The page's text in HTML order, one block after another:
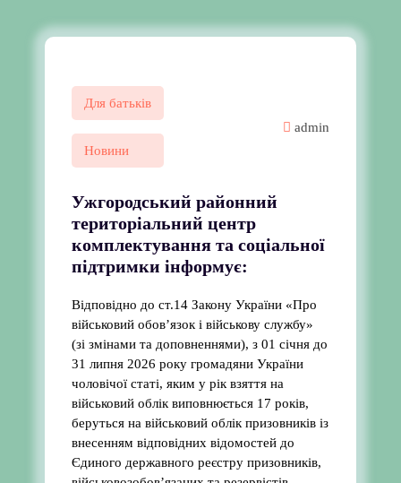
Для батьків
Новини
admin
Ужгородський районний
територіальний центр
комплектування та соціальної
підтримки інформує:
Відповідно до ст.14 Закону України «Про
військовий обов’язок і військову службу»
(зі змінами та доповненнями), з 01 січня до
31 липня 2026 року громадяни України
чоловічої статі, яким у рік взяття на
військовий облік виповнюється 17 років,
беруться на військовий облік призовників із
внесенням відповідних відомостей до
Єдиного державного реєстру призовників,